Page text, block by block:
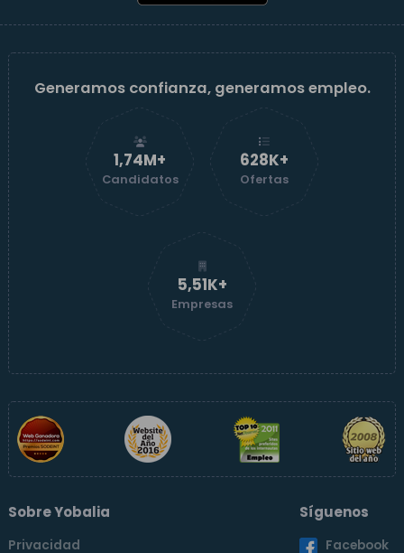
Generamos confianza, generamos empleo.
1,74M+
Candidatos
629K+
Ofertas
5,52K+
Empresas
Sobre Yobalia
Privacidad
Síguenos
Facebook